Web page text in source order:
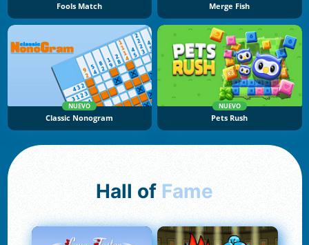
Fools Match Merge Fish
NUEVO
Classic Nonogram
NUEVO
Pets Rush
Hall of Fame